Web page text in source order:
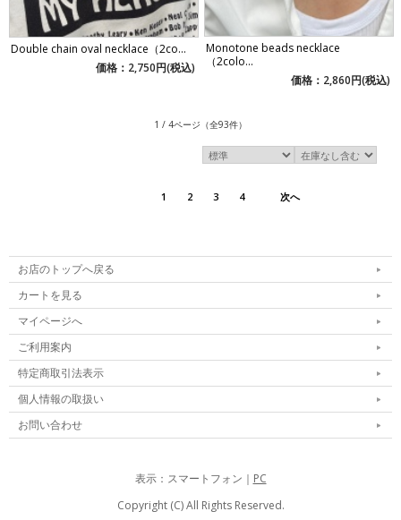
Double chain oval necklace（2co...
価格：2,750円(税込)
Monotone beads necklace
（2colo...
価格：2,860円(税込)
1 / 4ページ （全93件）
1 2 3 4 次へ
お店のトップへ戻る
カートを見る
マイページへ
ご利用案内
特定商取引法表示
個人情報の取扱い
お問い合わせ
表示：スマートフォン｜ PC
Copyright (C) All Rights Reserved.